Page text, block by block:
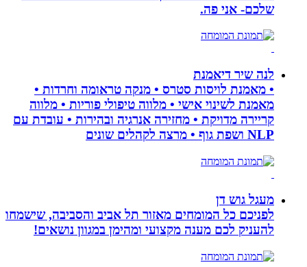
שלכם- אני פה.
לנה שיר דיאמנת
• מאמנת לויסות סטרס • מנקה טראומה וחרדות •
מאמנת לשינוי אישי • מלווה טיפולי פוריות • מלווה
קריירה מדויקת • מחזירה אנרגיה ובהירות • עובדת עם
NLP ושפת גוף • מרצה לקהלים שונים
מעגל גוש דן
לפניכם כל המומחים מאזור תל אביב והסביבה, שישמחו
להעניק לכם מענה מקצועי ומהימן במגוון נושאים!